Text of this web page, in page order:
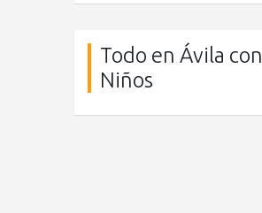
Todo en Ávila con
Niños